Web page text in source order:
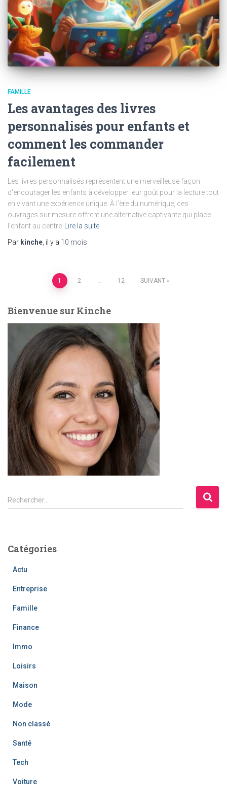
FAMILLE
Les avantages des livres
personnalisés pour enfants et
comment les commander
facilement
Les livres personnalisés représentent une merveilleuse façon
d'encourager les enfants à développer leur goût pour la lecture tout
en vivant une expérience unique. À l'ère du numérique, ces
ouvrages sur mesure offrent une alternative captivante qui place
l'enfant au centre
Lire la suite
Par kinche , il y a 10 mois
Pagination
des
publications
1 2 12 SUIVANT
Bienvenue sur Kinche
R
e
r
Rechercher…
Catégories
Actu
Entreprise
Famille
Finance
Immo
Loisirs
Maison
Mode
Non classé
Santé
Tech
Voiture